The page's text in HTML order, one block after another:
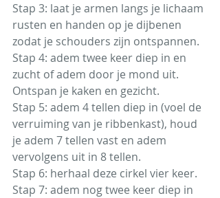
Stap 3: laat je armen langs je lichaam
rusten en handen op je dijbenen
zodat je schouders zijn ontspannen.
Stap 4: adem twee keer diep in en
zucht of adem door je mond uit.
Ontspan je kaken en gezicht.
Stap 5: adem 4 tellen diep in (voel de
verruiming van je ribbenkast), houd
je adem 7 tellen vast en adem
vervolgens uit in 8 tellen.
Stap 6: herhaal deze cirkel vier keer.
Stap 7: adem nog twee keer diep in